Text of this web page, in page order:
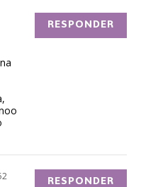
RESPONDER
RESPONDER